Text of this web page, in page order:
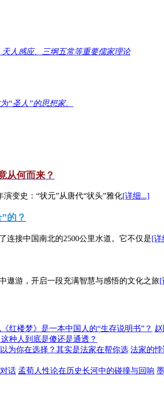
人感应、三纲五常等重要儒家理论
“圣人”的思想家。
从何而来？
变史：“状元”从唐代“状头”雅化[详细...]
的？
连接中国南北的2500公里水道。它不仅是[详
遨游，开启一段充满智慧与感悟的文化之旅[
红楼梦》是一本中国人的“生存说明书”？
种人到底是傻还是通透？
为你在选择？其实是法家在帮你选 法家的
话 孟荀人性论在历史长河中的碰撞与回响